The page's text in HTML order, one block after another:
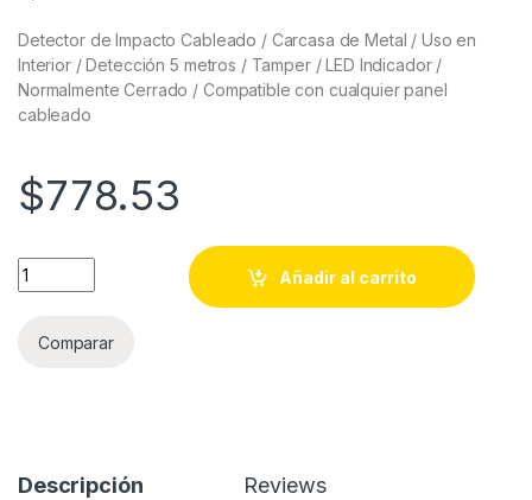
Detector de Impacto Cableado / Carcasa de Metal / Uso en
Interior / Detección 5 metros / Tamper / LED Indicador /
Normalmente Cerrado / Compatible con cualquier panel
cableado
$778.53
Detector de Impacto Cableado / Carcasa de Metal / Uso en
Añadir al carrito
Comparar
Descripción Reviews